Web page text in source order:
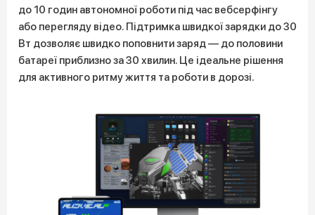
до 10 годин автономної роботи під час вебсерфінгу
або перегляду відео. Підтримка швидкої зарядки до 30
Вт дозволяє швидко поповнити заряд — до половини
батареї приблизно за 30 хвилин. Це ідеальне рішення
для активного ритму життя та роботи в дорозі.